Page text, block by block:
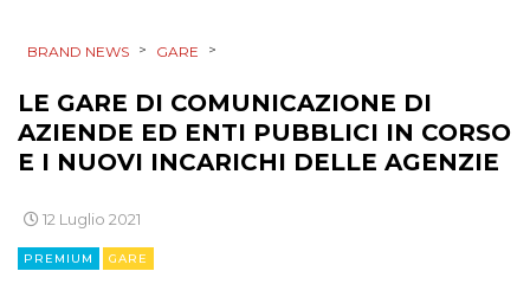
STRATEGIE
CINEMA
BRAND NEWS > GARE >
LE GARE DI COMUNICAZIONE DI
AZIENDE ED ENTI PUBBLICI IN CORSO
E I NUOVI INCARICHI DELLE AGENZIE
12 Luglio 2021
PREMIUM GARE